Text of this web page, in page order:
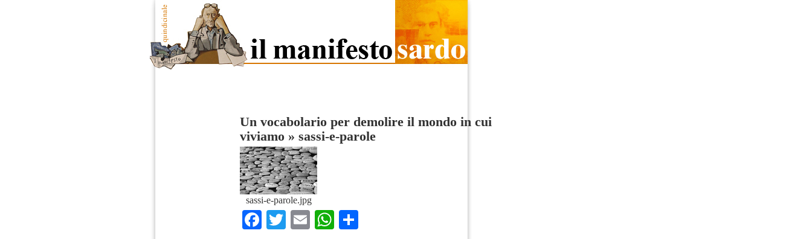
Un vocabolario per demolire il mondo in cui
viviamo » sassi-e-parole
sassi-e-parole.jpg
Facebook
TwitterEmailWhatsApp